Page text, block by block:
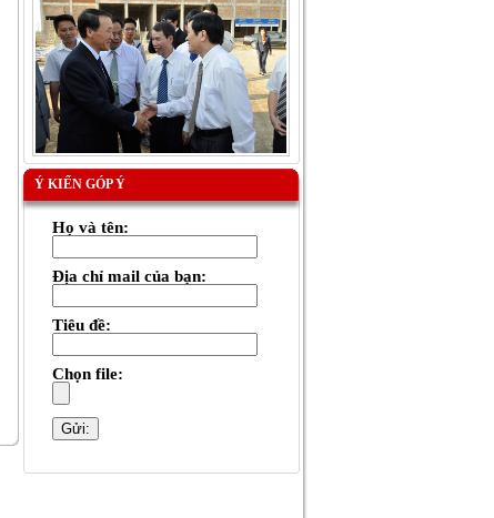
Ý KIẾN GÓP Ý
Họ và tên:
Địa chỉ mail của bạn:
Tiêu đề:
Chọn file: